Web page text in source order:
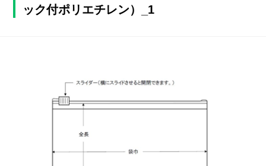
ック付ポリエチレン）_1